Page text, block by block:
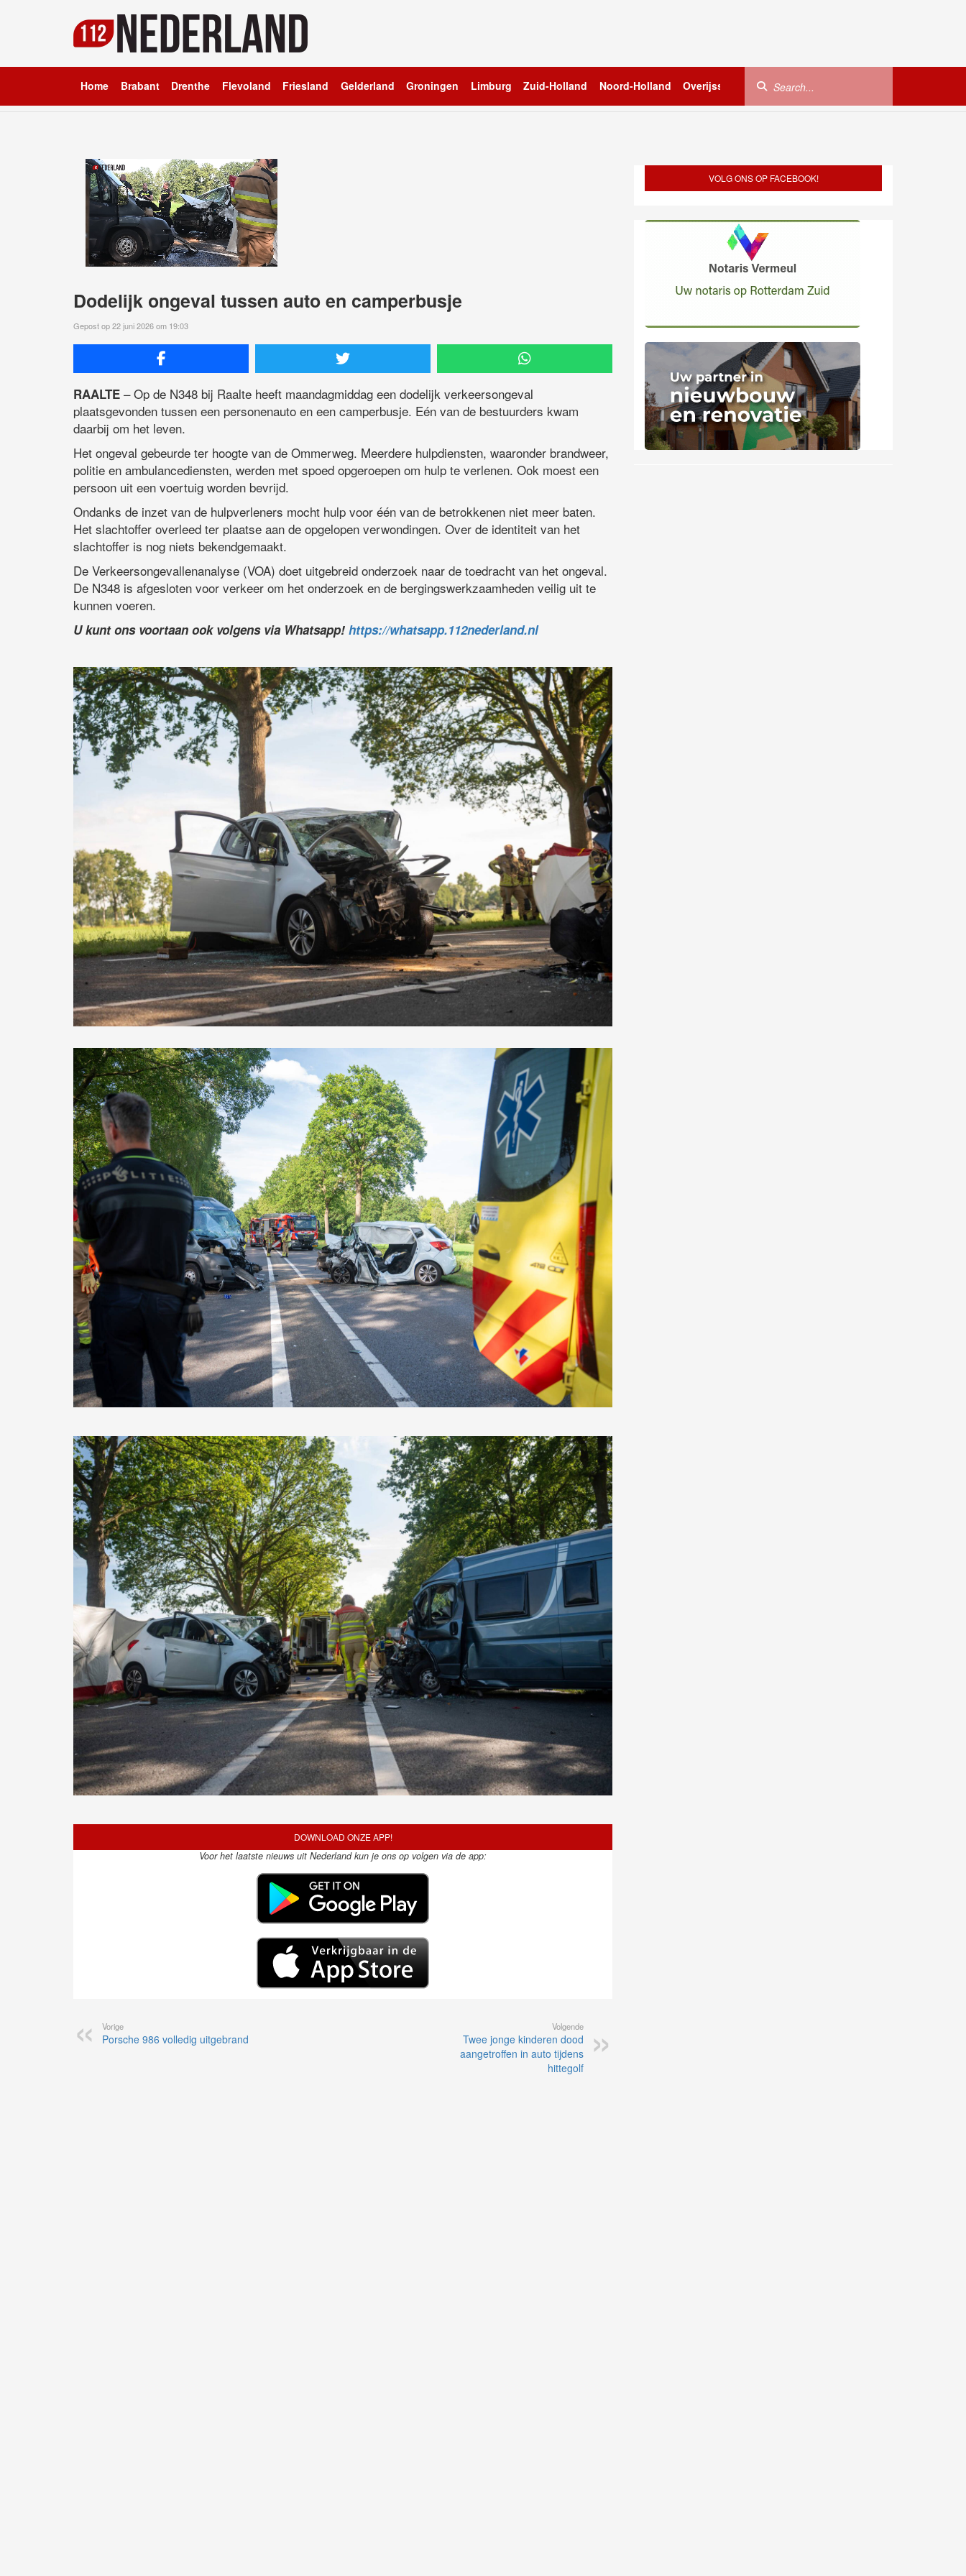
Home Brabant Drenthe Flevoland Friesland Gelderland Groningen Limburg Zuid-Holland Noord-Holland Overijssel Utrecht Zeeland
Dodelijk ongeval tussen auto en camperbusje
Gepost op 22 juni 2026 om 19:03
RAALTE – Op de N348 bij Raalte heeft maandagmiddag een dodelijk verkeersongeval
plaatsgevonden tussen een personenauto en een camperbusje. Eén van de bestuurders kwam
daarbij om het leven.
Het ongeval gebeurde ter hoogte van de Ommerweg. Meerdere hulpdiensten, waaronder brandweer,
politie en ambulancediensten, werden met spoed opgeroepen om hulp te verlenen. Ook moest een
persoon uit een voertuig worden bevrijd.
Ondanks de inzet van de hulpverleners mocht hulp voor één van de betrokkenen niet meer baten.
Het slachtoffer overleed ter plaatse aan de opgelopen verwondingen. Over de identiteit van het
slachtoffer is nog niets bekendgemaakt.
De Verkeersongevallenanalyse (VOA) doet uitgebreid onderzoek naar de toedracht van het ongeval.
De N348 is afgesloten voor verkeer om het onderzoek en de bergingswerkzaamheden veilig uit te
kunnen voeren.
U kunt ons voortaan ook volgens via Whatsapp! https://whatsapp.112nederland.nl
DOWNLOAD ONZE APP!
Voor het laatste nieuws uit Nederland kun je ons op volgen via de app:
Vorige
Porsche 986 volledig uitgebrand
Volgende
Twee jonge kinderen dood
aangetroffen in auto tijdens
hittegolf
VOLG ONS OP FACEBOOK!